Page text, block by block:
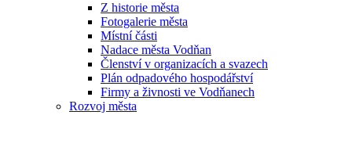
Z historie města
Fotogalerie města
Místní části
Nadace města Vodňan
Členství v organizacích a svazech
Plán odpadového hospodářství
Firmy a živnosti ve Vodňanech
Rozvoj města